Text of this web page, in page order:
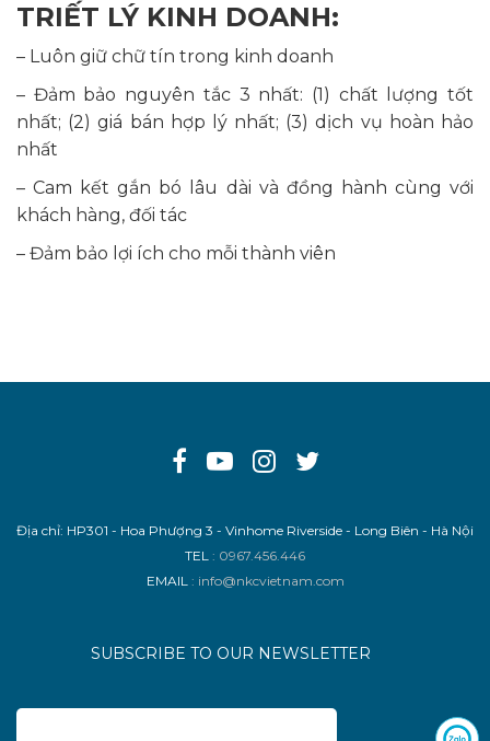
TRIẾT LÝ KINH DOANH:
– Luôn giữ chữ tín trong kinh doanh
– Đảm bảo nguyên tắc 3 nhất: (1) chất lượng tốt
nhất; (2) giá bán hợp lý nhất; (3) dịch vụ hoàn hảo
nhất
– Cam kết gắn bó lâu dài và đồng hành cùng với
khách hàng, đối tác
– Đảm bảo lợi ích cho mỗi thành viên
Địa chỉ: HP301 - Hoa Phượng 3 - Vinhome Riverside - Long Biên - Hà Nội
TEL : 0967.456.446
EMAIL : info@nkcvietnam.com
SUBSCRIBE TO OUR NEWSLETTER